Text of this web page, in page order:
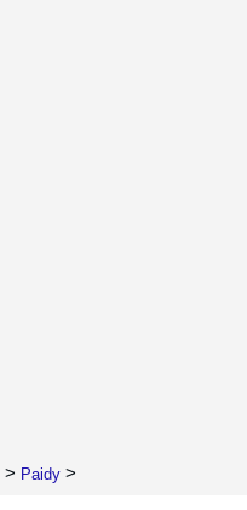
> Paidy >